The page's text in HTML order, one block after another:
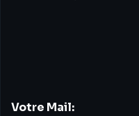
Votre Mail: